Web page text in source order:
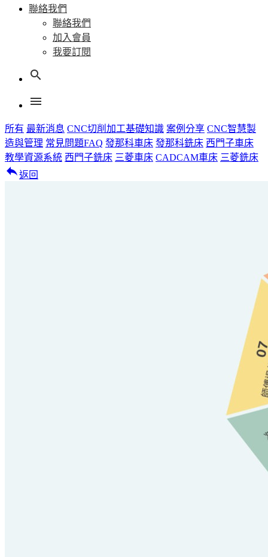
聯絡我們
聯絡我們
加入會員
我要訂閱
search
menu
所有 最新消息 CNC切削加工基礎知識 案例分享 CNC智慧製
造與管理 常見問題FAQ 發那科車床 發那科銑床 西門子車床
教學資源系統 西門子銑床 三菱車床 CADCAM車床 三菱銑床
reply返回